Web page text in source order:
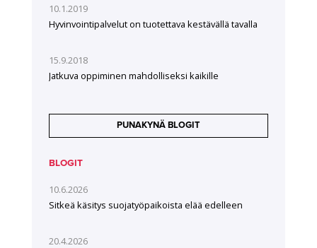
10.1.2019
Hyvinvointipalvelut on tuotettava kestävällä tavalla
15.9.2018
Jatkuva oppiminen mahdolliseksi kaikille
PUNAKYNÄ BLOGIT
BLOGIT
10.6.2026
Sitkeä käsitys suojatyöpaikoista elää edelleen
20.4.2026